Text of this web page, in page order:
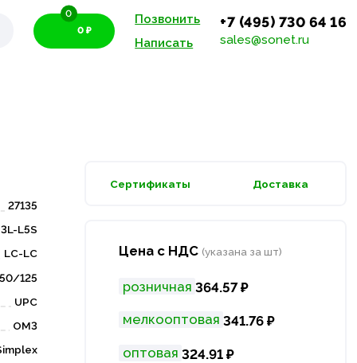
0 ₽
0
Позвонить
Написать
+7 (495) 730 64 16
sales@sonet.ru
27135
L5S
LC-LC
125
UPC
OM3
Сертификаты Доставка
Цена с НДС (указана за шт)
розничная 364.57 ₽
мелкооптовая 341.76 ₽
оптовая 324.91 ₽